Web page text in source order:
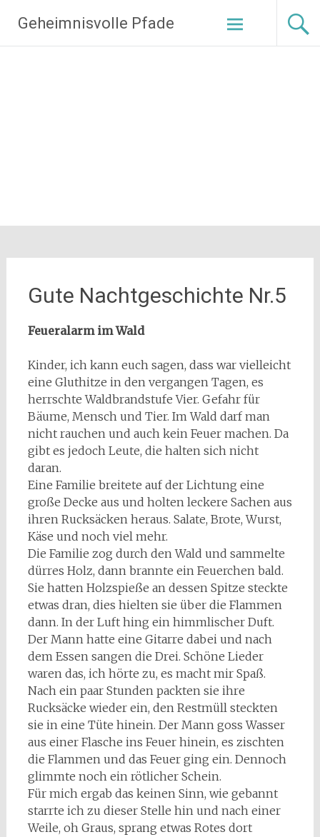
Inhalt
springen
Geheimnisvolle Pfade
Gute Nachtgeschichte Nr.5
Feueralarm im Wald
Kinder, ich kann euch sagen, dass war vielleicht
eine Gluthitze in den vergangen Tagen, es
herrschte Waldbrandstufe Vier. Gefahr für
Bäume, Mensch und Tier. Im Wald darf man
nicht rauchen und auch kein Feuer machen. Da
gibt es jedoch Leute, die halten sich nicht
daran.
Eine Familie breitete auf der Lichtung eine
große Decke aus und holten leckere Sachen aus
ihren Rucksäcken heraus. Salate, Brote, Wurst,
Käse und noch viel mehr.
Die Familie zog durch den Wald und sammelte
dürres Holz, dann brannte ein Feuerchen bald.
Sie hatten Holzspieße an dessen Spitze steckte
etwas dran, dies hielten sie über die Flammen
dann. In der Luft hing ein himmlischer Duft.
Der Mann hatte eine Gitarre dabei und nach
dem Essen sangen die Drei. Schöne Lieder
waren das, ich hörte zu, es macht mir Spaß.
Nach ein paar Stunden packten sie ihre
Rucksäcke wieder ein, den Restmüll steckten
sie in eine Tüte hinein. Der Mann goss Wasser
aus einer Flasche ins Feuer hinein, es zischten
die Flammen und das Feuer ging ein. Dennoch
glimmte noch ein rötlicher Schein.
Für mich ergab das keinen Sinn, wie gebannt
starrte ich zu dieser Stelle hin und nach einer
Weile, oh Graus, sprang etwas Rotes dort